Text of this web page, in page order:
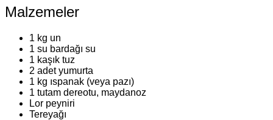
Malzemeler
1 kg un
1 su bardağı su
1 kaşık tuz
2 adet yumurta
1 kg ıspanak (veya pazı)
1 tutam dereotu, maydanoz
Lor peyniri
Tereyağı